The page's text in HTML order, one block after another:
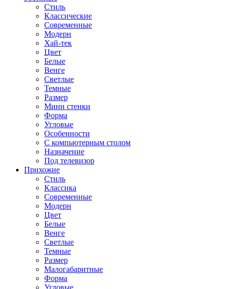
Стиль
Классические
Современные
Модерн
Хай-тек
Цвет
Белые
Венге
Светлые
Темные
Размер
Мини стенки
Форма
Угловые
Особенности
С компьютерным столом
Назначение
Под телевизор
Прихожие
Стиль
Классика
Современные
Модерн
Цвет
Белые
Венге
Светлые
Темные
Размер
Малогабаритные
Форма
Угловые